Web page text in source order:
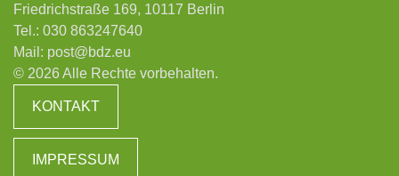
Friedrichstraße 169, 10117 Berlin
Tel.: 030 863247640
Mail: post@bdz.eu
© 2026 Alle Rechte vorbehalten.
KONTAKT
IMPRESSUM